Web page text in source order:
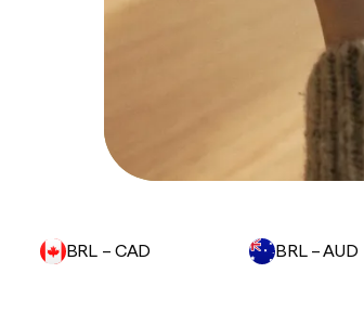
BRL – CAD BRL – AUD